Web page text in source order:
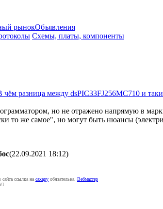
рынокОбъявления
Схемы, платы, компоненты
разница между dsPIC33FJ256MC710 и
но не отражено напрямую в
то же самое", но могут быть нюансы
(22.09.2021 18:12)
ссылка на caxapу обязательна. Вебмастер